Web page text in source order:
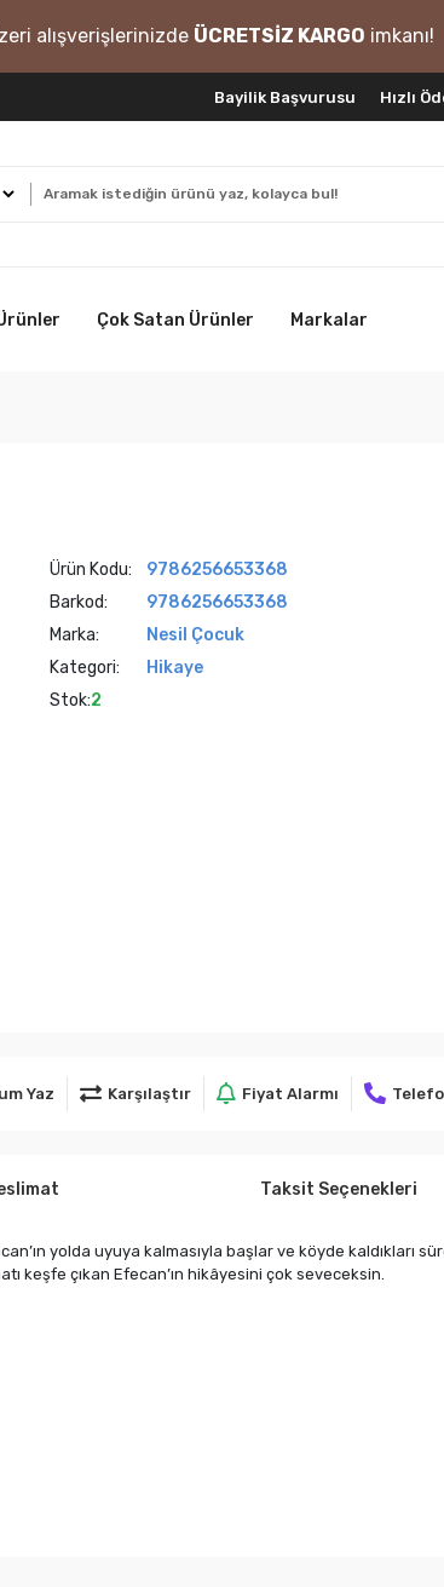
alışverişlerinizde ÜCRETSİZ KARGO imkanı!
Bayilik Başvurusu Hızlı
Çok Satan Ürünler Markalar
Ürün Kodu:
9786256653368
Barkod:
9786256653368
Marka:
Nesil Çocuk
Kategori:
Hikaye
Stok:2
Yaz Karşılaştır Fiyat Alarmı
Taksit Seçenekleri
yolda uyuya kalmasıyla başlar ve köyde kaldıkları
keşfe çıkan Efecan’ın hikâyesini çok seveceksin.